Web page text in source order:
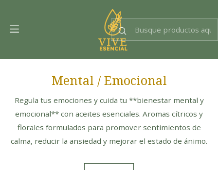
Mental / Emocional
Regula tus emociones y cuida tu **bienestar mental y
emocional** con aceites esenciales. Aromas cítricos y
florales formulados para promover sentimientos de
calma, reducir la ansiedad y mejorar el estado de ánimo.
Dra. EsencIAl
Experta en bienestar